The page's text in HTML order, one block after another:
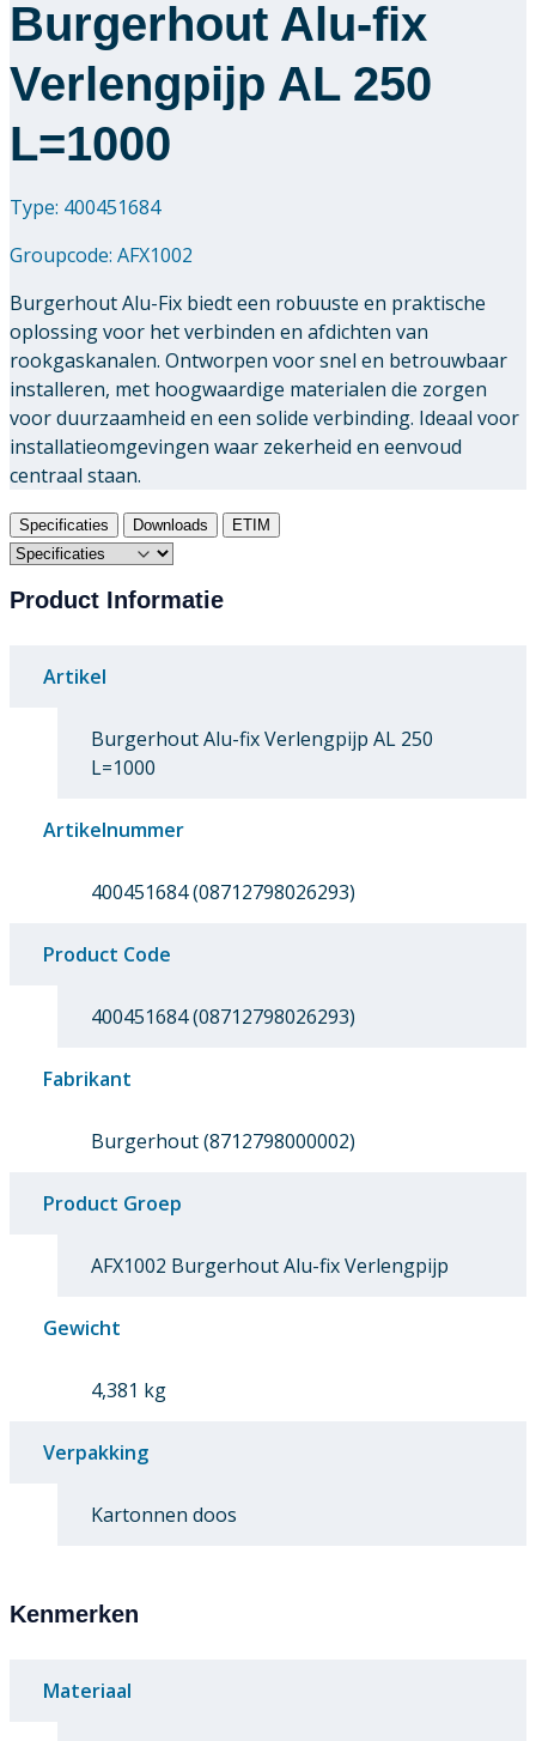
Burgerhout Alu-fix
Verlengpijp AL 250
L=1000
Type: 400451684
Groupcode: AFX1002
Burgerhout Alu-Fix biedt een robuuste en praktische
oplossing voor het verbinden en afdichten van
rookgaskanalen. Ontworpen voor snel en betrouwbaar
installeren, met hoogwaardige materialen die zorgen
voor duurzaamheid en een solide verbinding. Ideaal voor
installatieomgevingen waar zekerheid en eenvoud
centraal staan.
Specificaties Downloads ETIM
Product Informatie
Artikel
Burgerhout Alu-fix Verlengpijp AL 250
L=1000
Artikelnummer
400451684 (08712798026293)
Product Code
400451684 (08712798026293)
Fabrikant
Burgerhout (8712798000002)
Product Groep
AFX1002 Burgerhout Alu-fix Verlengpijp
Gewicht
4,381 kg
Verpakking
Kartonnen doos
Kenmerken
Materiaal